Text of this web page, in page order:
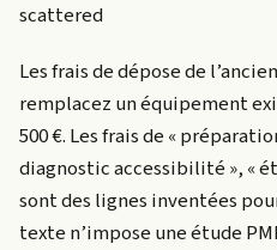
scattered
Les frais de dépose de
remplacez un équipement
500 €. Les frais de «
diagnostic accessibilité », «
sont des lignes inventées
texte n’impose une étude